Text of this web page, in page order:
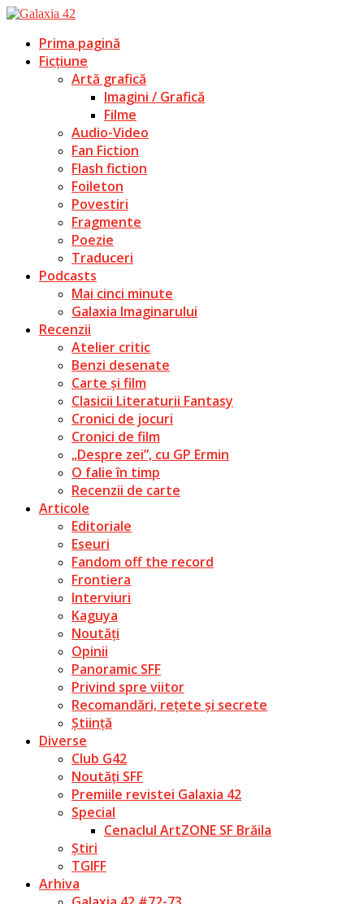
Prima pagină
Ficțiune
Artă grafică
Imagini / Grafică
Filme
Audio-Video
Fan Fiction
Flash fiction
Foileton
Povestiri
Fragmente
Poezie
Traduceri
Podcasts
Mai cinci minute
Galaxia Imaginarului
Recenzii
Atelier critic
Benzi desenate
Carte și film
Clasicii Literaturii Fantasy
Cronici de jocuri
Cronici de film
„Despre zei”, cu GP Ermin
O falie în timp
Recenzii de carte
Articole
Editoriale
Eseuri
Fandom off the record
Frontiera
Interviuri
Kaguya
Noutăți
Opinii
Panoramic SFF
Privind spre viitor
Recomandări, rețete și secrete
Știință
Diverse
Club G42
Noutăți SFF
Premiile revistei Galaxia 42
Special
Cenaclul ArtZONE SF Brăila
Știri
TGIFF
Arhiva